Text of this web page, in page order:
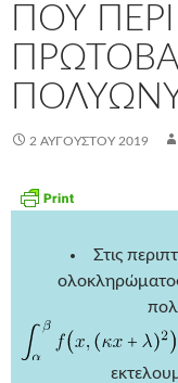
ΠΟΥ
2 ΑΥΓΟΎΣΤΟΥ 2019
Στις